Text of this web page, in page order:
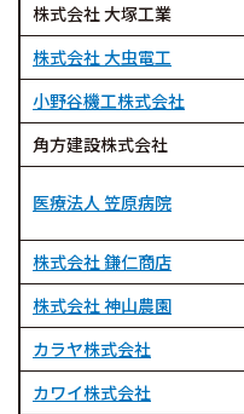
株式会社 大塚工業
株式会社 大虫電工
小野谷機工株式会社
角方建設株式会社
医療法人 笠原病院
株式会社 鎌仁商店
株式会社 神山農園
カラヤ株式会社
カワイ株式会社